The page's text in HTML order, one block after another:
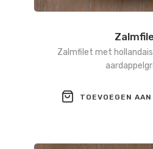
Zalmfilet met
TOEVOEGEN